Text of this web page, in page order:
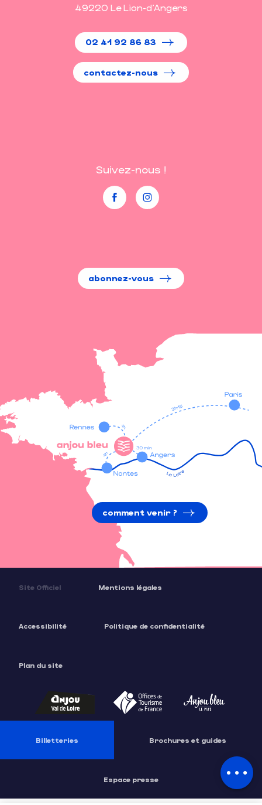
Prestations
Tarifs
49220 Le Lion-d'Angers
02 41 92 86 83
contactez-nous
Suivez-nous !
abonnez-vous
comment venir ?
Site Officiel Mentions légales
Accessibilité Politique de confidentialité
Plan du site
Billetteries Brochures et guides
Espace presse